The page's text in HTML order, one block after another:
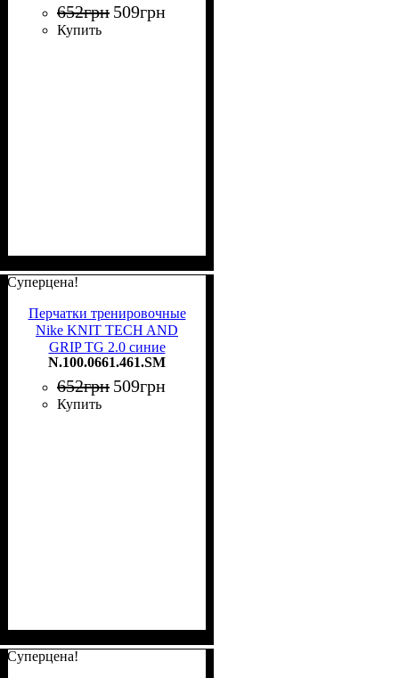
652грн 509грн
Купить
Суперцена!
Перчатки тренировочные
Nike KNIT TECH AND
GRIP TG 2.0 синие
N.100.0661.461.SM
N.100.0661.461.SM
652грн 509грн
Купить
Суперцена!